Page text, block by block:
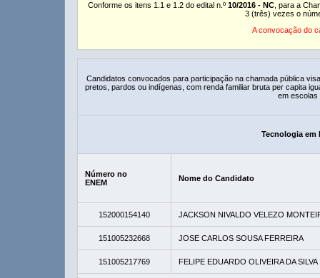
Conforme os itens 1.1 e 1.2 do edital n.º 10/2016 - NC , para a
3 (três) vezes o
A convocação do
Candidatos convocados para participação na chamada pública
pretos, pardos ou indígenas, com renda familiar bruta per capita
em escolas
Tecnologia em
Número no
ENEM
Nome do Candidato
152000154140 JACKSON NIVALDO VELEZO
151005232668 JOSE CARLOS SOUSA FERREIRA
151005217769 FELIPE EDUARDO OLIVEIRA DA SILVA